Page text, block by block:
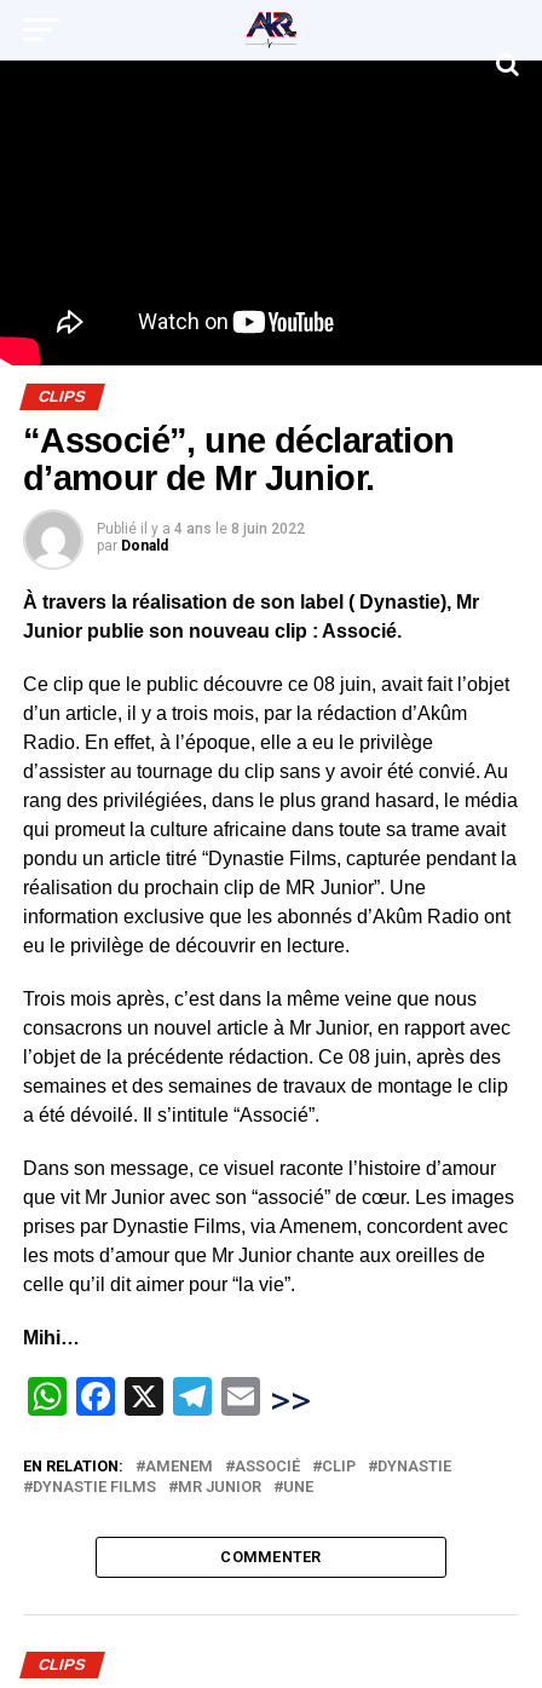
CLIPS
“Associé”, une déclaration
d’amour de Mr Junior.
Publié il y a 4 ans le 8 juin 2022
par Donald
À travers la réalisation de son label ( Dynastie), Mr
Junior publie son nouveau clip : Associé.
Ce clip que le public découvre ce 08 juin, avait fait l’objet
d’un article, il y a trois mois, par la rédaction d’Akûm
Radio. En effet, à l’époque, elle a eu le privilège
d’assister au tournage du clip sans y avoir été convié. Au
rang des privilégiées, dans le plus grand hasard, le média
qui promeut la culture africaine dans toute sa trame avait
pondu un article titré “Dynastie Films, capturée pendant la
réalisation du prochain clip de MR Junior”. Une
information exclusive que les abonnés d’Akûm Radio ont
eu le privilège de découvrir en lecture.
Trois mois après, c’est dans la même veine que nous
consacrons un nouvel article à Mr Junior, en rapport avec
l’objet de la précédente rédaction. Ce 08 juin, après des
semaines et des semaines de travaux de montage le clip
a été dévoilé. Il s’intitule “Associé”.
Dans son message, ce visuel raconte l’histoire d’amour
que vit Mr Junior avec son “associé” de cœur. Les images
prises par Dynastie Films, via Amenem, concordent avec
les mots d’amour que Mr Junior chante aux oreilles de
celle qu’il dit aimer pour “la vie”.
Mihi…
WhatsApp
Facebook
X Telegram
Email
>>
EN RELATION: AMENEM ASSOCIÉ CLIP
DYNASTIE
DYNASTIE FILMS
MR JUNIOR UNE
COMMENTER
CLIPS